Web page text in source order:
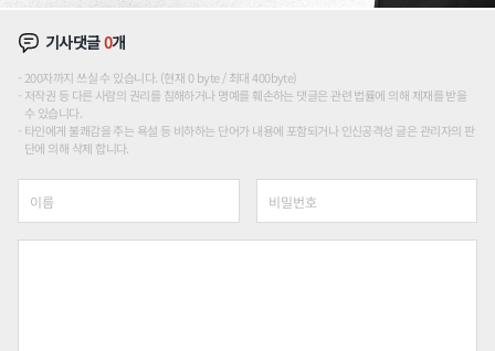
기사댓글0개
200자까지 쓰실 수 있습니다. (현재 0 byte / 최대 400byte)
저작권 등 다른 사람의 권리를 침해하거나 명예를 훼손하는 댓글은 관련 법률에 의해 제재를 받을
수 있습니다.
타인에게 불쾌감을 주는 욕설 등 비하하는 단어가 내용에 포함되거나 인신공격성 글은 관리자의 판
단에 의해 삭제 합니다.